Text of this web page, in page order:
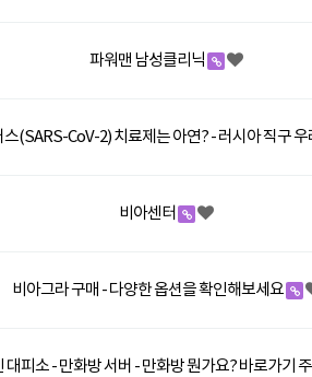
파워맨 남성클리닉
(SARS-CoV-2) 치료제는 아연? - 러시아 직구
비아센터
비아그라 구매 - 다양한 옵션을 확인해보세요
대피소 - 만화방 서버 - 만화방 뭔가요? 바로가기